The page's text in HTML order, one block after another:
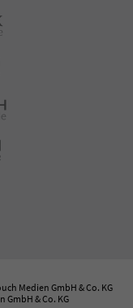
Medien GmbH & Co. KG
& Co. KG